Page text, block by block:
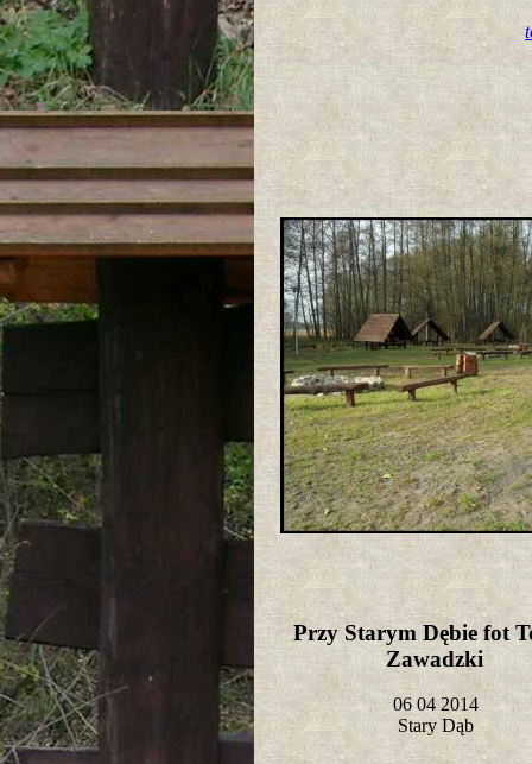
Przy Starym Dębie fot
Zawadzki
06 04 2014
Stary Dąb